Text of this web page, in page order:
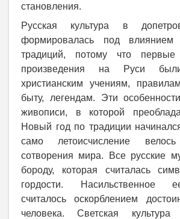
становления.
Русская культура в
формировалась под влиянием
традиций, потому что первые
произведения на Руси
христианским учениям,
быту, легендам. Эти
живописи, в которой
Новый год по традиции
само летоисчисление
сотворения мира. Все русские
бороду, которая считалась
гордости. Насильственное
считалось оскорблением
человека. Светская